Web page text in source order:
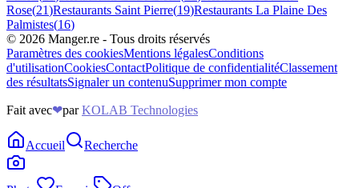
Rose(21)Restaurants Saint Pierre(19)Restaurants La Plaine Des
Palmistes(16)
© 2026 Manger.re - Tous droits réservés
Paramètres des cookiesMentions légalesConditions
d'utilisationCookiesContactPolitique de confidentialitéClassement
des résultatsSignaler un contenuSupprimer mon compte
Fait avec❤par KOLAB Technologies
Accueil Recherche